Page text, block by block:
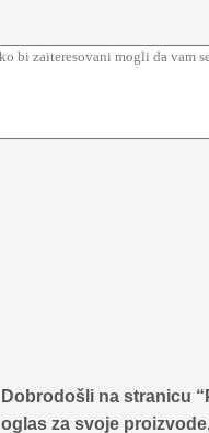
Dobrodošli na stranicu
oglas za svoje